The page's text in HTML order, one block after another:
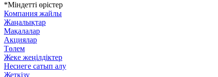
*Міндетті өрістер
Компания жайлы
Жаңалықтар
Мақалалар
Акциялар
Төлем
Жеке жеңілдіктер
Несиеге сатып алу
Жеткізу